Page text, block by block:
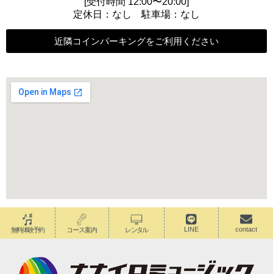
定休日：なし 駐車場：なし
近隣コインパーキングをご利用ください
無料体験予約 コース案内 レンタル LINE contact